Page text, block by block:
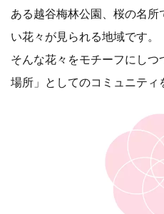
ある越谷梅林公園、桜の名
い花々が見られる地域です。
そんな花々をモチーフにし
場所」としてのコミュニティ